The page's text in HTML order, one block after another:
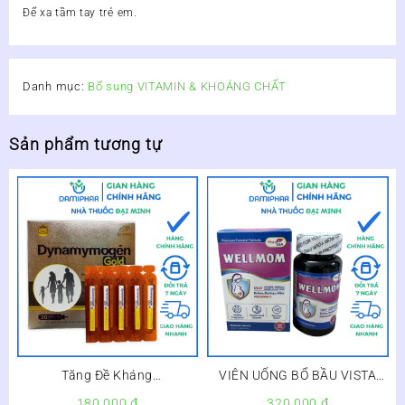
Để xa tầm tay trẻ em.
Danh mục: Bổ sung VITAMIN & KHOÁNG CHẤT
Sản phẩm tương tự
Tăng Đề Kháng
Dynamymogen Gold Hộp 20
VIÊN UỐNG BỔ BẦU VISTA
WELLMOM – Lọ 30 viên nang